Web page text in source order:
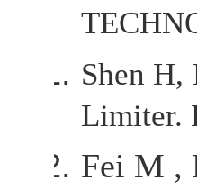
Shen H,
Limiter.
Fei M ,